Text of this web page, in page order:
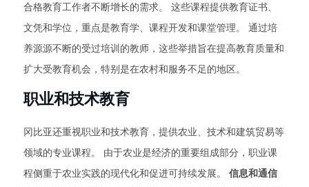
合格教育工作者不断增长的需求。 这些课程提供教育证书、
文凭和学位，重点是教育学、课程开发和课堂管理。 通过培
养源源不断的受过培训的教师，这些举措旨在提高教育质量和
扩大受教育机会，特别是在农村和服务不足的地区。
职业和技术教育
冈比亚还重视职业和技术教育，提供农业、技术和建筑贸易等
领域的专业课程。 由于农业是经济的重要组成部分，职业课
程侧重于农业实践的现代化和促进可持续发展。 信息和通信